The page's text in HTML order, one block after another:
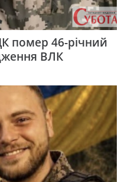
помер 46-річний
ВЛК